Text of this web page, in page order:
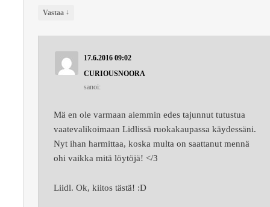
Vastaa ↓
17.6.2016 09:02
CURIOUSNOORA
sanoi:
Mä en ole varmaan aiemmin edes tajunnut tutustua
vaatevalikoimaan Lidlissä ruokakaupassa käydessäni.
Nyt ihan harmittaa, koska multa on saattanut mennä
ohi vaikka mitä löytöjä! </3
Liidl. Ok, kiitos tästä! :D